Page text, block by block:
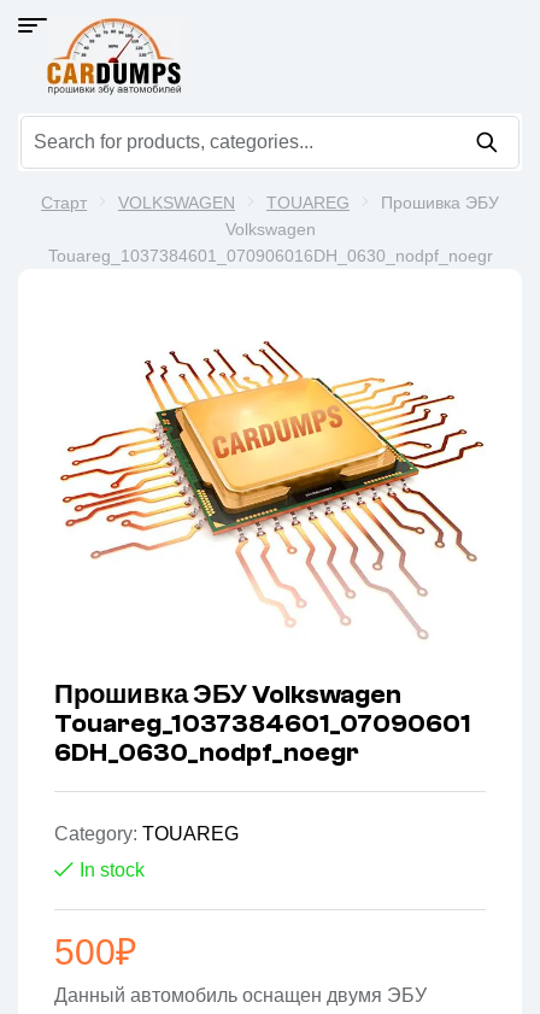
Старт VOLKSWAGEN TOUAREG
Прошивка ЭБУ
Volkswagen
Touareg_1037384601_070906016DH_0630_nodpf_noegr
Прошивка ЭБУ Volkswagen
Touareg_1037384601_07090601
6DH_0630_nodpf_noegr
Category: TOUAREG
In stock
500₽
Данный автомобиль оснащен двумя ЭБУ